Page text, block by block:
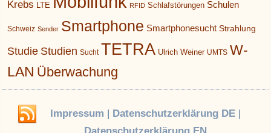
Krebs LTE RFID Schlafstörungen Schulen
Schweiz Sender Smartphone Smartphonesucht Strahlung
Studie Studien Sucht TETRA Ulrich Weiner UMTS W-
LAN Überwachung
Impressum | Datenschutzerklärung DE|